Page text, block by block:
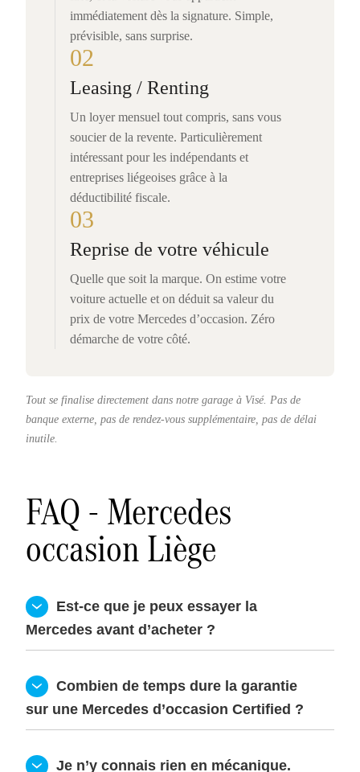
immédiatement dès la signature. Simple,
prévisible, sans surprise.
02
Leasing / Renting
Un loyer mensuel tout compris, sans vous
soucier de la revente. Particulièrement
intéressant pour les indépendants et
entreprises liégeoises grâce à la
déductibilité fiscale.
03
Reprise de votre véhicule
Quelle que soit la marque. On estime votre
voiture actuelle et on déduit sa valeur du
prix de votre Mercedes d’occasion. Zéro
démarche de votre côté.
Tout se finalise directement dans notre garage à Visé. Pas de
banque externe, pas de rendez-vous supplémentaire, pas de délai
inutile.
FAQ - Mercedes
occasion Liège
Est-ce que je peux essayer la
Mercedes avant d’acheter ?
Combien de temps dure la garantie
sur une Mercedes d’occasion Certified ?
Je n’y connais rien en mécanique.